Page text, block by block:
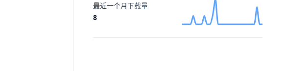
最近一个月下载量
8